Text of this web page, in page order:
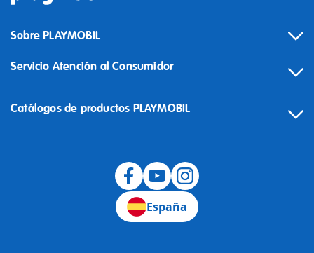
Sobre PLAYMOBIL
Servicio Atención al Consumidor
Catálogos de productos PLAYMOBIL
España